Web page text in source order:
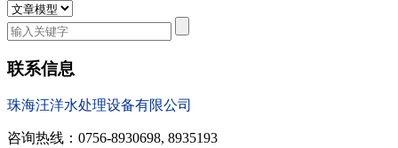
联系信息
珠海汪洋水处理设备有限公司
咨询热线：0756-8930698, 8935193